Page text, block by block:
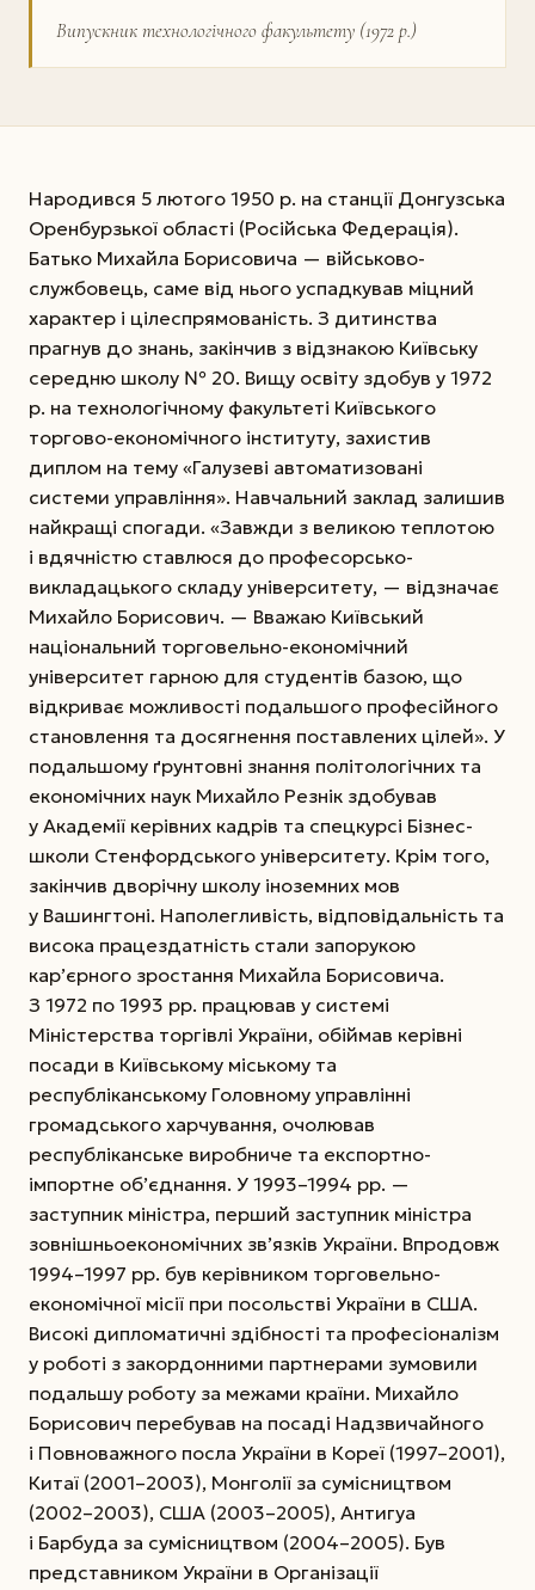
Випускник технологічного факультету (1972 р.)
Народився 5 лютого 1950 р. на станції Донгузська
Оренбурзької області (Російська Федерація).
Батько Михайла Борисовича — військово­
службовець, саме від нього успадкував міцний
характер і цілеспрямованість. З дитинства
прагнув до знань, закінчив з відзнакою Київську
середню школу № 20. Вищу освіту здобув у 1972
р. на технологічному факультеті Київського
торгово-економічного інституту, захистив
диплом на тему «Галузеві автоматизовані
системи управління». Навчальний заклад залишив
найкращі спогади. «Завжди з великою теплотою
і вдячністю ставлюся до професорсько-
викладацького складу університету, — відзначає
Михайло Борисович. — Вважаю Київський
національний торговельно-економічний
університет гарною для студентів базою, що
відкриває можливості подальшого професійного
становлення та досягнення поставлених цілей». У
подальшому ґрунтовні знання політологічних та
економічних наук Михайло Резнік здобував
у Академії керівних кадрів та спецкурсі Бізнес-
школи Стенфордсь­кого університету. Крім того,
закінчив дворічну школу іноземних мов
у Вашингтоні. Наполегливість, відповідальність та
висока праце­здатність стали запорукою
кар’єрного зростання Михайла Борисовича.
З 1972 по 1993 рр. працював у системі
Міністерства торгівлі України, обіймав керівні
посади в Київському міському та
республіканському Головному управлінні
громадського харчування, очолював
республіканське виробниче та експортно-
імпортне об’єднання. У 1993–1994 рр. —
заступник міністра, перший заступник міністра
зовнішньоекономічних зв’язків України. Впродовж
1994–1997 рр. був керівником торговельно-
економічної місії при посольстві України в США.
Високі дипломатичні здібності та професіоналізм
у роботі з закордонними партнерами зумовили
подальшу роботу за межами країни. Михайло
Борисович перебував на посаді Надзвичайного
і Повноважного посла України в Кореї (1997–2001),
Китаї (2001–2003), Монголії за сумісництвом
(2002–2003), США (2003–2005), Антигуа
і Барбуда за сумісництвом (2004–2005). Був
представником України в Організації